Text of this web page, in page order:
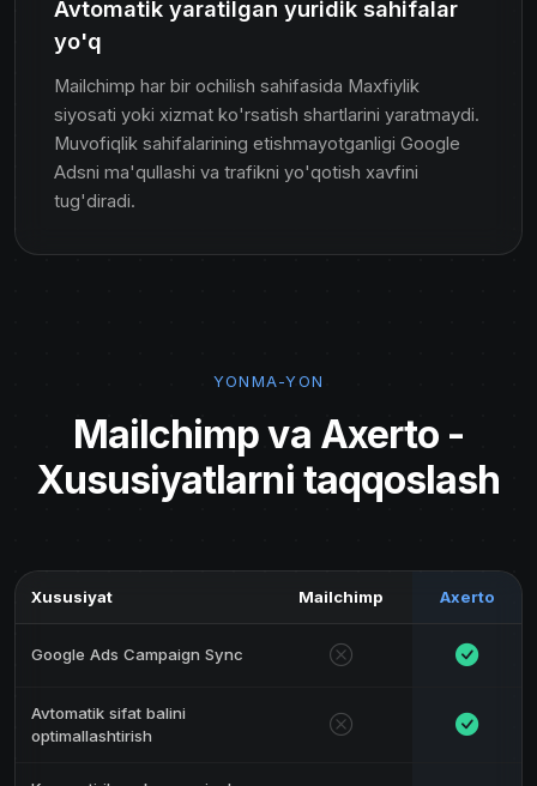
Avtomatik yaratilgan yuridik sahifalar
yo'q
Mailchimp har bir ochilish sahifasida Maxfiylik
siyosati yoki xizmat ko'rsatish shartlarini yaratmaydi.
Muvofiqlik sahifalarining etishmayotganligi Google
Adsni ma'qullashi va trafikni yo'qotish xavfini
tug'diradi.
YONMA-YON
Mailchimp va Axerto -
Xususiyatlarni taqqoslash
Xususiyat Mailchimp Axerto
Google Ads Campaign Sync
Avtomatik sifat balini
optimallashtirish